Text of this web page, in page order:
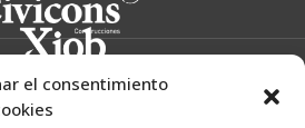
el consentimiento